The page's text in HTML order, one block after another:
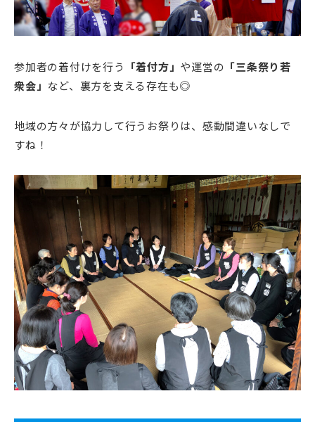
参加者の着付けを行う 「着付方」 や運営の 「三条祭り若
衆会」 など、裏方を支える存在も◎
地域の方々が協力して行うお祭りは、感動間違いなしで
すね！